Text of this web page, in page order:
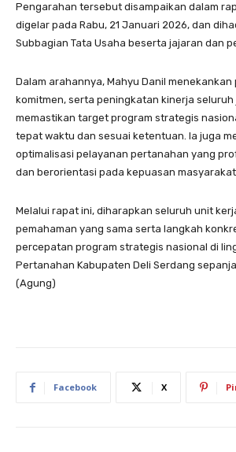
Pengarahan tersebut disampaikan dalam
digelar pada Rabu, 21 Januari 2026, dan
Subbagian Tata Usaha beserta jajaran dan
Dalam arahannya, Mahyu Danil
komitmen, serta peningkatan kinerja seluruh
memastikan target program strategis
tepat waktu dan sesuai ketentuan. Ia juga
optimalisasi pelayanan pertanahan yang
dan berorientasi pada kepuasan
Melalui rapat ini, diharapkan seluruh unit
pemahaman yang sama serta langkah
percepatan program strategis nasional di
Pertanahan Kabupaten Deli Serdang
(Agung)
Facebook X